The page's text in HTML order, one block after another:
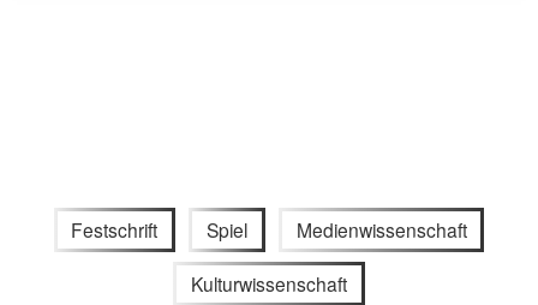
Festschrift Spiel Medienwissenschaft
Kulturwissenschaft